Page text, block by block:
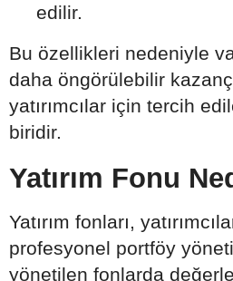
edilir.
Bu özellikleri nedeniyle
daha öngörülebilir
yatırımcılar için tercih
biridir.
Yatırım Fonu
Yatırım fonları,
profesyonel portföy
yönetilen fonlarda